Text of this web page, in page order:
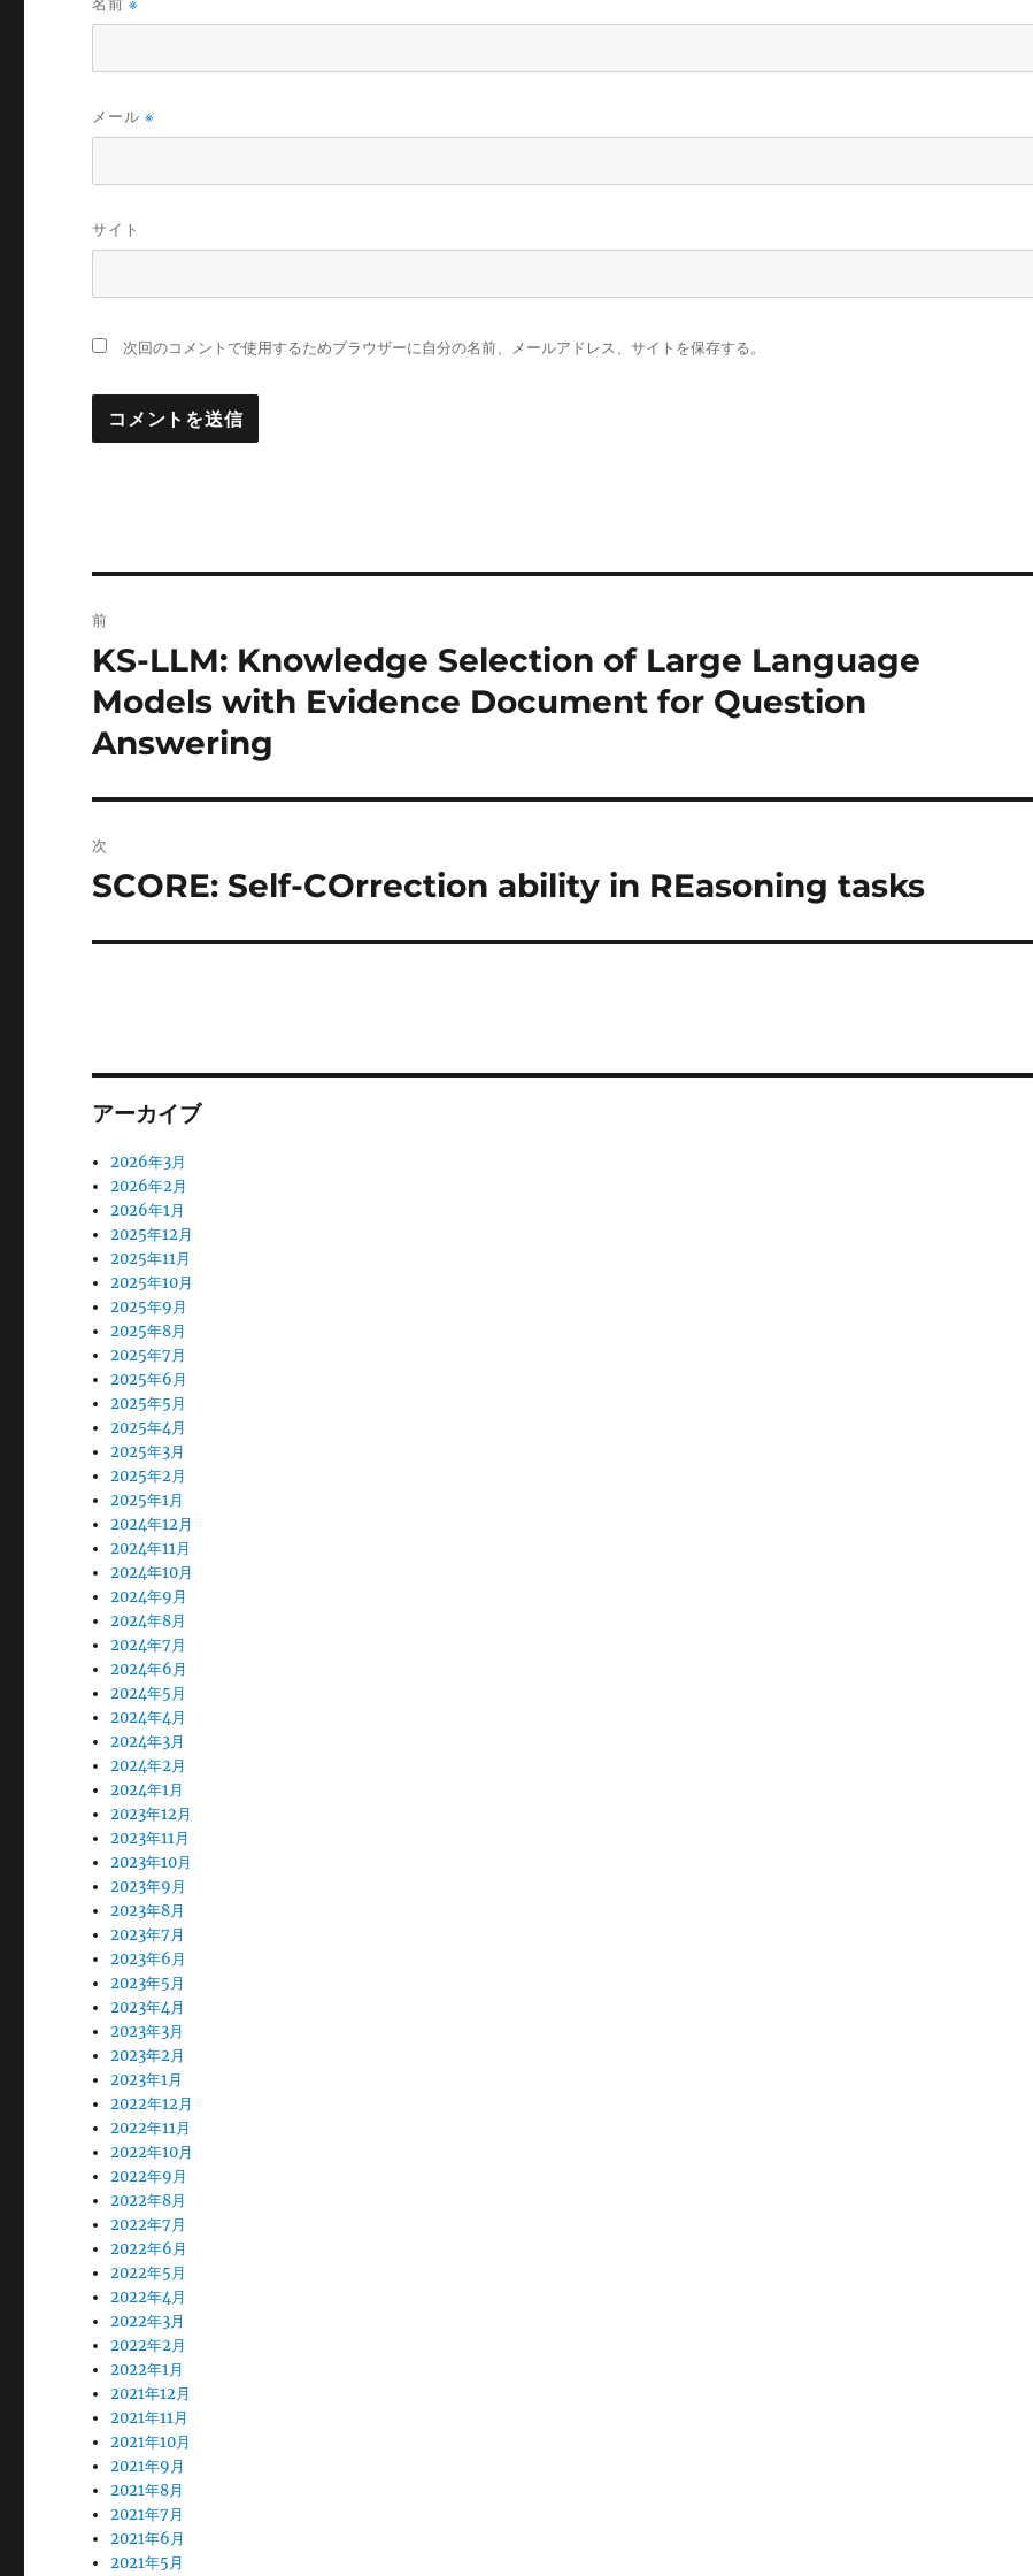
※
メール※
サイト
次回のコメントで使用するためブラウザーに自分の名前、メールアドレス、サイトを保存する。
稿
ナ
ビ
ゲ
ー
シ
ョ
前
前
の
投
稿:
KS-LLM: Knowledge Selection of Large Language
Models with Evidence Document for Question
Answering
次
次
投
SCORE: Self-COrrection ability in REasoning tasks
アーカイブ
2026年3月
2026年2月
2026年1月
2025年12月
2025年11月
2025年10月
2025年9月
2025年8月
2025年7月
2025年6月
2025年5月
2025年4月
2025年3月
2025年2月
2025年1月
2024年12月
2024年11月
2024年10月
2024年9月
2024年8月
2024年7月
2024年6月
2024年5月
2024年4月
2024年3月
2024年2月
2024年1月
2023年12月
2023年11月
2023年10月
2023年9月
2023年8月
2023年7月
2023年6月
2023年5月
2023年4月
2023年3月
2023年2月
2023年1月
2022年12月
2022年11月
2022年10月
2022年9月
2022年8月
2022年7月
2022年6月
2022年5月
2022年4月
2022年3月
2022年2月
2022年1月
2021年12月
2021年11月
2021年10月
2021年9月
2021年8月
2021年7月
2021年6月
2021年5月